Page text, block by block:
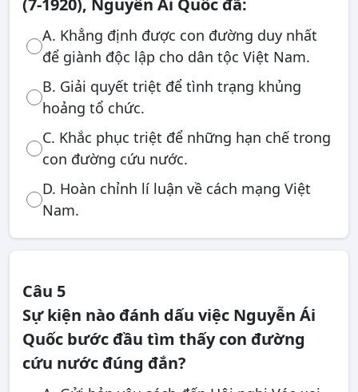
(7-1920), Nguyễn Ái Quốc đã:
A. Khẳng định được con đường duy nhất
để giành độc lập cho dân tộc Việt Nam.
B. Giải quyết triệt để tình trạng khủng
hoảng tổ chức.
C. Khắc phục triệt để những hạn chế trong
con đường cứu nước.
D. Hoàn chỉnh lí luận về cách mạng Việt
Nam.
Câu 5
Sự kiện nào đánh dấu việc Nguyễn Ái
Quốc bước đầu tìm thấy con đường
cứu nước đúng đắn?